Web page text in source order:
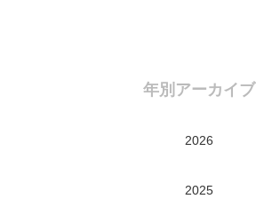
年別アーカイブ
2026
2025